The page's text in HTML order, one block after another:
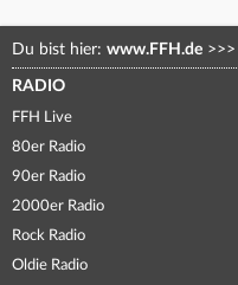
Du bist hier: www.FFH.de >>>
RADIO
FFH Live
80er Radio
90er Radio
2000er Radio
Rock Radio
Oldie Radio